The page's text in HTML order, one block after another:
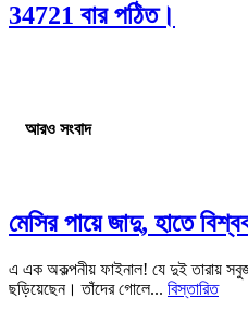
34721 বার পঠিত।
আরও সংবাদ
মেসির পায়ে জাদু, হাতে
এ এক অকল্পনীয় ফাইনাল! যে দুই তারায়
ছড়িয়েছেন। তাঁদের গোলে... বিস্তারিত